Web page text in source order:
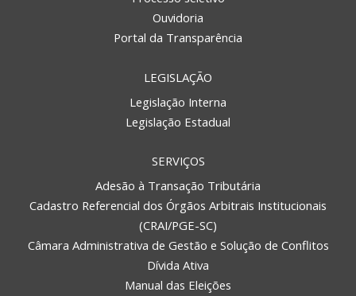
Ouvidoria
Portal da Transparência
LEGISLAÇÃO
Legislação Interna
Legislação Estadual
SERVIÇOS
Adesão à Transação Tributária
Cadastro Referencial dos Órgãos Arbitrais Institucionais
(CRAI/PGE-SC)
Câmara Administrativa de Gestão e Solução de Conflitos
Dívida Ativa
Manual das Eleições